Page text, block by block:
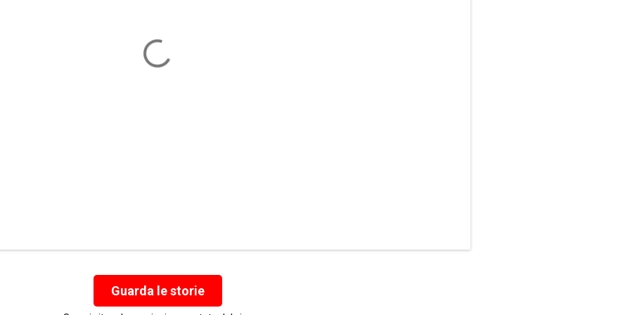
Guarda le storie